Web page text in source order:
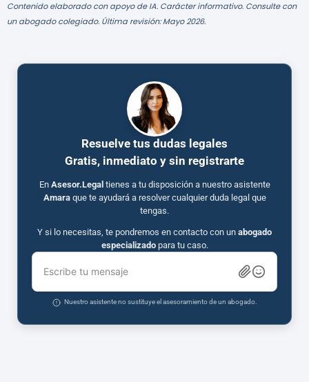
Contenido elaborado con apoyo de IA. Carácter informativo. Consulte con
un abogado colegiado. Última revisión: Mayo 2026.
Resuelve tus dudas legales
Gratis, inmediato y sin registrarte
En Asesor.Legal tienes a tu disposición a nuestro asistente
Amaraque te ayudará a resolver cualquier duda legal que
tengas.
Y si lo necesitas, te pondremos en contacto con un abogado
especializadopara tu caso.
Escribe tu mensaje
Nuestro asistente no sustituye el asesoramiento de un abogado.